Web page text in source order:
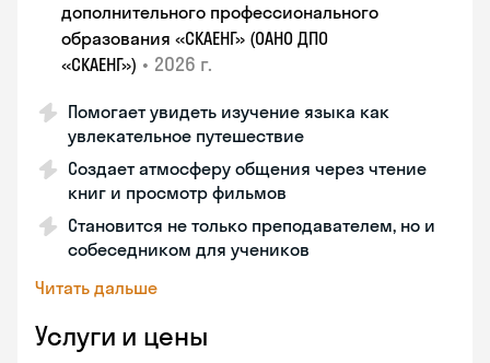
дополнительного профессионального
образования «СКАЕНГ» (ОАНО ДПО
«СКАЕНГ») • 2026 г.
Помогает увидеть изучение языка как
увлекательное путешествие
Создает атмосферу общения через чтение
книг и просмотр фильмов
Становится не только преподавателем, но и
собеседником для учеников
Читать дальше
Услуги и цены